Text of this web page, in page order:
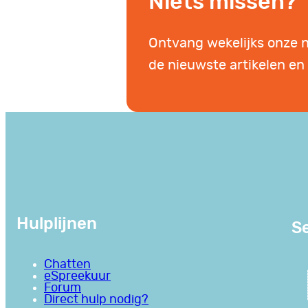
Ontvang wekelijks onze
de nieuwste artikelen en
Hulplijnen
Chatten
eSpreekuur
Forum
Direct hulp nodig?